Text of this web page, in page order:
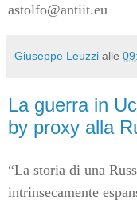
astolfo@antiit.eu
Giuseppe Leuzzi alle
La guerra in
by proxy alla
“La storia di una
intrinsecamente